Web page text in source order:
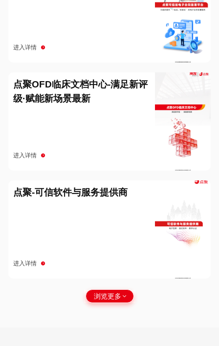
进入详情
点聚OFD临床文档中心-满足新评
级·赋能新场景最新
进入详情
点聚-可信软件与服务提供商
进入详情
浏览更多